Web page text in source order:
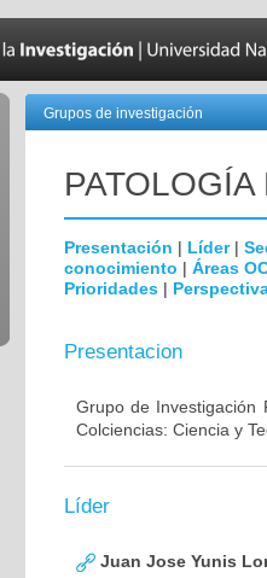
Grupos de investigación
Presentación | Líder|
conocimiento | Áreas
Prioridades |
Presentacion
Grupo de Investigación
Colciencias: Ciencia y
Líder
Juan Jose Yunis